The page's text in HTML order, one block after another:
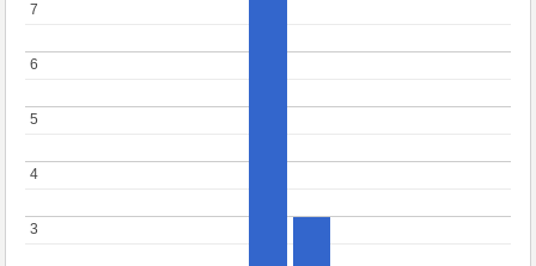
3
3
4
4
5
5
6
6
7
7